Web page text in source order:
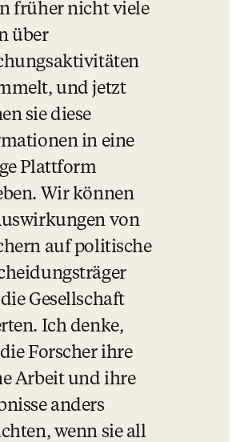
früher nicht viele
über
und jetzt
sie diese
in eine
Plattform
Wir können
von
auf politische
Gesellschaft
Ich denke,
Forscher ihre
Arbeit und ihre
anders
wenn sie all